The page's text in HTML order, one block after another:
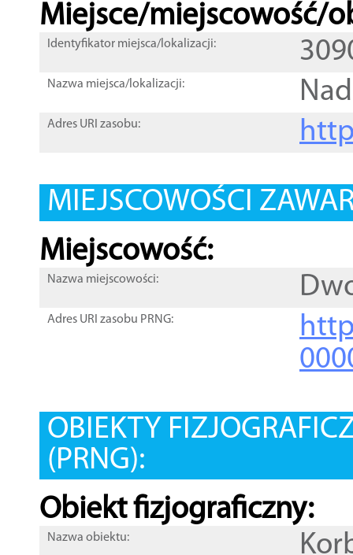
Miejsce/miejscowość/
Identyfikator miejsca/lokalizacji:
Nazwa miejsca/lokalizacji:
Adres URI zasobu:
MIEJSCOWOŚCI
Miejscowość:
Nazwa miejscowości:
Adres URI zasobu PRNG:
OBIEKTY
(PRNG):
Obiekt fizjograficzny:
Nazwa obiektu: